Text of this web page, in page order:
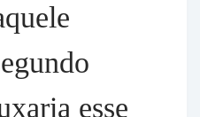
esse